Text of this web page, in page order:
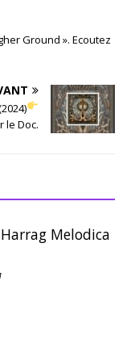
Ground ». Ecoutez
le Doc.
Melodica
]